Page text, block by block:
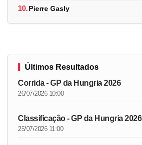
10.Pierre Gasly
Últimos Resultados
Corrida - GP da Hungria 2026
26/07/2026 10:00
Classificação - GP da Hungria 2026
25/07/2026 11:00